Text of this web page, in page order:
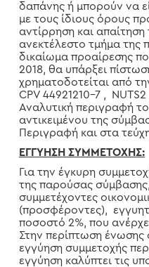
δαπάνης ή μπορούν να
με τους ίδιους όρους
αντίρρηση και
ανεκτέλεστο τμήμα της
δικαίωμα προαίρεσης
2018, θα υπάρξει
χρηματοδοτείται από
CPV44921210-7 , NUTS2
Αναλυτική περιγραφή
αντικειμένου της
Περιγραφή και στα
ΕΓΓΥΗΣΗ ΣΥΜΜΕΤΟΧΗΣ:
Για την έγκυρη
της παρούσας
συμμετέχοντες
(προσφέροντες),
ποσοστό 2%, που
Στην περίπτωση
εγγύηση συμμετοχής
εγγύηση καλύπτει τις